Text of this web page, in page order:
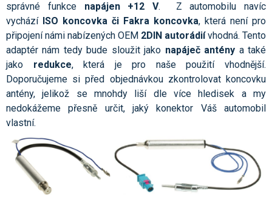
správné funkce
napájen +12 V. Z automobilu navíc
vychází ISO koncovka či Fakra koncovka, která není pro
připojení námi nabízených OEM 2DIN autorádií vhodná. Tento
adaptér nám tedy bude sloužit jako napáječ antény a také
jako
redukce, která je pro naše použití vhodnější.
Doporučujeme si před objednávkou zkontrolovat koncovku
antény, jelikož se mnohdy liší dle více hledisek a my
nedokážeme přesně určit, jaký konektor Váš automobil
vlastní.